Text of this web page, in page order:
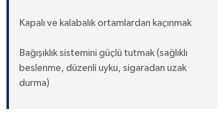
Kapalı ve kalabalık ortamlardan kaçınmak
Bağışıklık sistemini güçlü tutmak (sağlıklı
beslenme, düzenli uyku, sigaradan uzak
durma)